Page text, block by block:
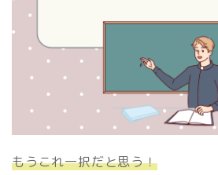
もうこれ一択だと思う！